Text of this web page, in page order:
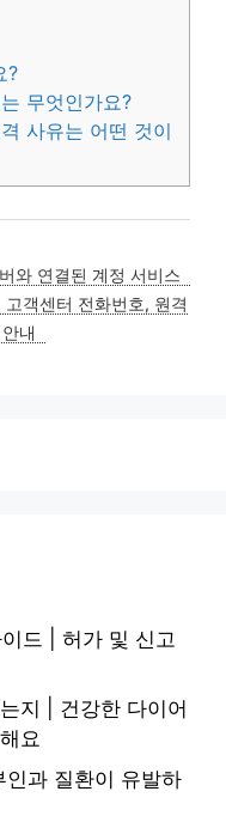
?
무엇인가요?
사유는 어떤 것이
와 연결된 계정 서비스
객센터 전화번호, 원격
내
드 | 허가 및 신고
지 | 건강한 다이어
요
과 질환이 유발하